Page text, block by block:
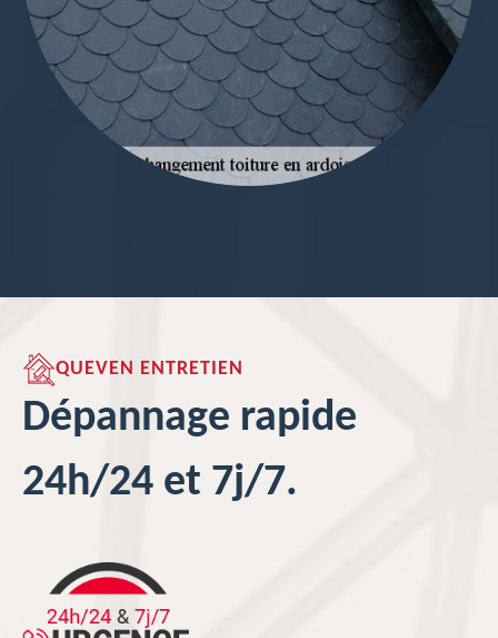
QUEVEN ENTRETIEN
Dépannage rapide
24h/24 et 7j/7.